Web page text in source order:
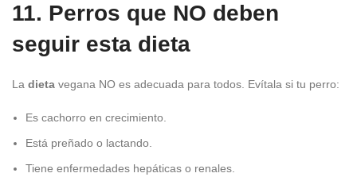
11. Perros que NO deben
seguir esta dieta
La dieta vegana NO es adecuada para todos. Evítala si tu perro:
Es cachorro en crecimiento.
Está preñado o lactando.
Tiene enfermedades hepáticas o renales.